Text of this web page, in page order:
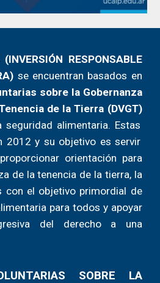
RESPONSABLE
se encuentran basados en
sobre la Gobernanza
de la Tierra (DVGT)
alimentaria. Estas
2012 y su objetivo es servir
orientación para
de la tenencia de la tierra, la
con el objetivo primordial de
para todos y apoyar
del derecho a una
SOBRE LA